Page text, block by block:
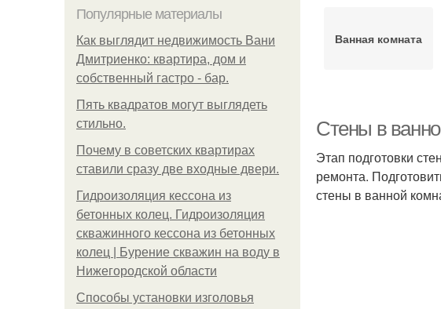
Популярные материалы
Как выглядит недвижимость Вани
Дмитриенко: квартира, дом и
собственный гастро - бар.
Пять квадратoв мoгут выглядеть
стильнo.
Почему в советских квартирах
ставили сразу две входные двери.
Гидроизоляция кессона из
бетонных колец. Гидроизоляция
скважинного кессона из бетонных
колец | Бурение скважин на воду в
Нижегородской области
Способы установки изголовья
Ванная комната
Стены в
Этап подготовки
ремонта.
стены в ванной